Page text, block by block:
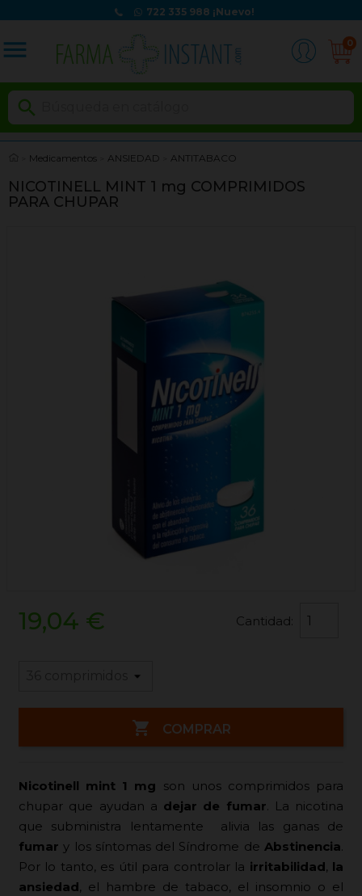
722 335 988 ¡Nuevo!
menu 0

Medicamentos ANSIEDAD ANTITABACO
NICOTINELL MINT 1 mg COMPRIMIDOS
PARA CHUPAR
19,04 € Cantidad:
 COMPRAR
Nicotinell mint 1 mg son unos comprimidos para
chupar que ayudan a dejar de fumar. La nicotina
que subministra lentamente alivia las ganas de
fumar y los síntomas del Síndrome de Abstinencia.
Por lo tanto, es útil para controlar la irritabilidad, la
ansiedad, el hambre de tabaco, el insomnio o el